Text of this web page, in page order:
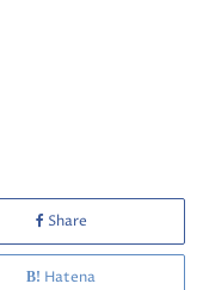
Share
Hatena